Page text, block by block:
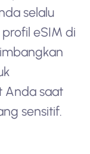
selalu
eSIM di
Anda saat
sensitif.